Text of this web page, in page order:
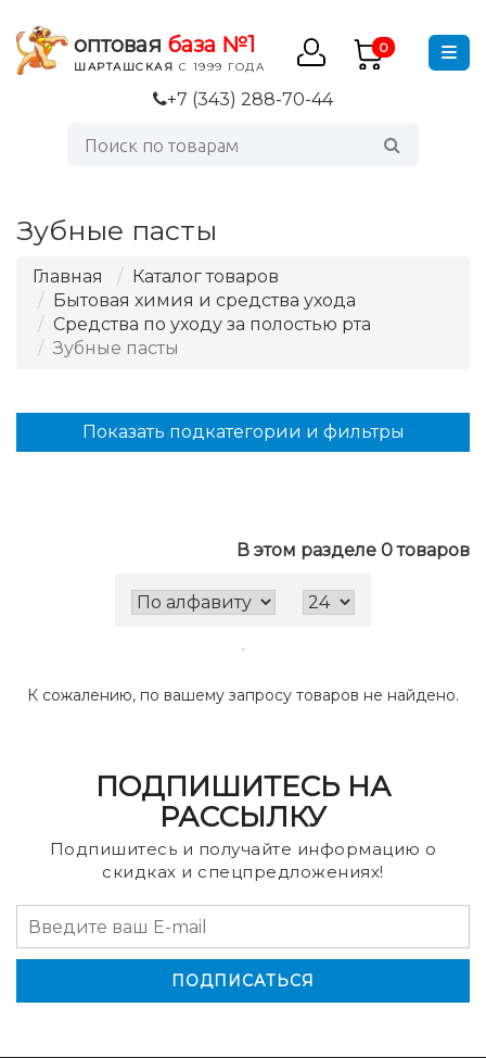
оптовая база №1
ШАРТАШСКАЯ С 1999 ГОДА
0
+7 (343) 288-70-44
Зубные пасты
Главная
Каталог товаров
Бытовая химия и средства ухода
Средства по уходу за полостью рта
Зубные пасты
В этом разделе 0 товаров
К сожалению, по вашему запросу товаров не найдено.
Показать подкатегории и фильтры
ПОДПИШИТЕСЬ НА
РАССЫЛКУ
Подпишитесь и получайте информацию о
скидках и спецпредложениях!